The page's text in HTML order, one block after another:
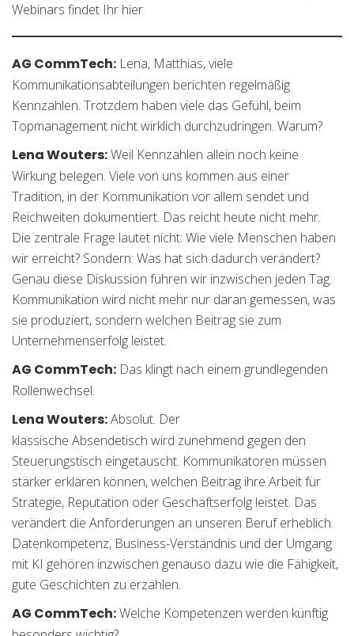
Webinars findet Ihr hier
AG CommTech: Lena, Matthias, viele
Kommunikationsabteilungen berichten regelmäßig
Kennzahlen. Trotzdem haben viele das Gefühl, beim
Topmanagement nicht wirklich durchzudringen. Warum?
Lena Wouters:Weil Kennzahlen allein noch keine
Wirkung belegen. Viele von uns kommen aus einer
Tradition, in der Kommunikation vor allem sendet und
Reichweiten dokumentiert. Das reicht heute nicht mehr.
Die zentrale Frage lautet nicht: Wie viele Menschen haben
wir erreicht? Sondern: Was hat sich dadurch verändert?
Genau diese Diskussion führen wir inzwischen jeden Tag.
Kommunikation wird nicht mehr nur daran gemessen, was
sie produziert, sondern welchen Beitrag sie zum
Unternehmenserfolg leistet.
AG CommTech: Das klingt nach einem grundlegenden
Rollenwechsel.
Lena Wouters:Absolut. Der
klassische Absendetisch wird zunehmend gegen den
Steuerungstisch eingetauscht. Kommunikatoren müssen
stärker erklären können, welchen Beitrag ihre Arbeit für
Strategie, Reputation oder Geschäftserfolg leistet. Das
verändert die Anforderungen an unseren Beruf erheblich.
Datenkompetenz, Business-Verständnis und der Umgang
mit KI gehören inzwischen genauso dazu wie die Fähigkeit,
gute Geschichten zu erzählen.
AG CommTech:Welche Kompetenzen werden künftig